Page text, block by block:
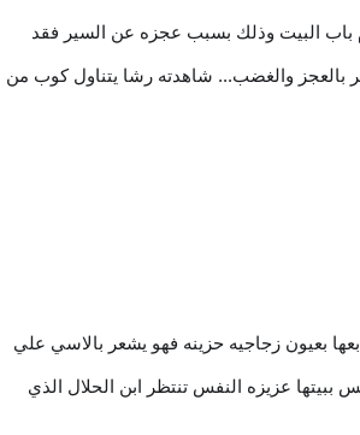
البيت وذلك بسبب عجزه عن السير فقد
بالعجز والغضب... شاهدته رشا يتناول كوب من
بعيون زجاجيه حزينه فهو يشعر بالاسي علي
ببيتها عزيزه النفس تنتظر ابن الحلال الذي